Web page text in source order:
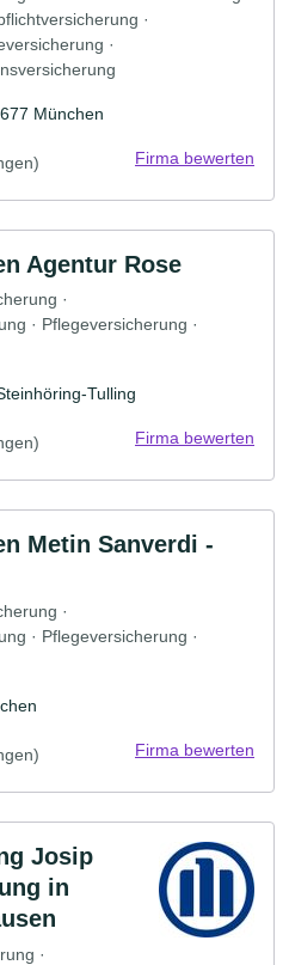
·
·
München
Firma bewerten
Agentur Rose
·
· Pflegeversicherung ·
Tulling
Firma bewerten
Metin Sanverdi -
·
· Pflegeversicherung ·
Firma bewerten
Josip
in
·